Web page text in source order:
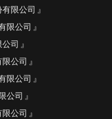
限公司
限公司
司
公司
限公司
公司
公司